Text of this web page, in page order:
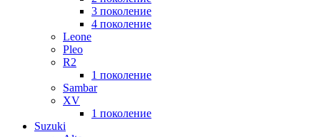
3 поколение
4 поколение
Leone
Pleo
R2
1 поколение
Sambar
XV
1 поколение
Suzuki